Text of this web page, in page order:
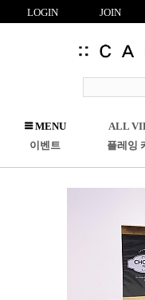
LOGIN JOIN
CMENU ALL
이벤트
플레잉